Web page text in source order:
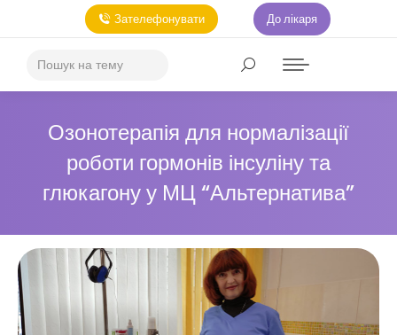
Зателефонувати До лікаря
Озонотерапія для нормалізації
роботи гормонів інсуліну та
глюкагону у МЦ “Альтернатива”